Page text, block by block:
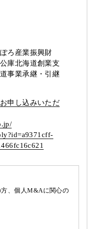
ろ産業振興財
庫北海道創業支
事業承継・引継
申し込みいただ
、個人M&Aに関心の